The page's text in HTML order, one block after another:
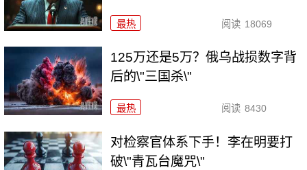
最热 阅读 18069
125万还是5万？俄乌战损数字背
后的\"三国杀\"
最热 阅读 8430
对检察官体系下手！李在明要打
破\"青瓦台魔咒\"